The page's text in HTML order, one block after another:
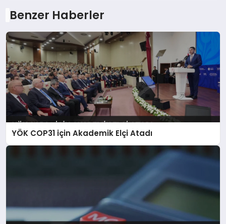
Benzer Haberler
YÖK COP31 için Akademik Elçi Atadı